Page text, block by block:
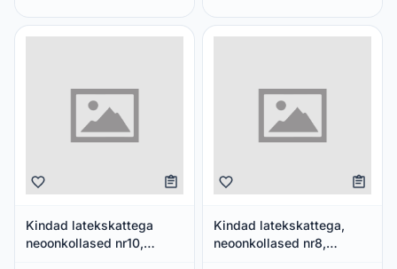
Kindad latekskattega
neoonkollased nr10,
Kindad latekskattega,
neoonkollased nr8,